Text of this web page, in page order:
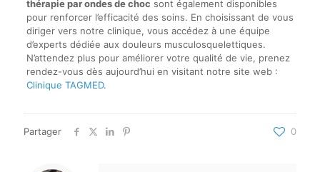
thérapie par ondes de choc sont également disponibles
pour renforcer l’efficacité des soins. En choisissant de vous
diriger vers notre clinique, vous accédez à une équipe
d’experts dédiée aux douleurs musculosquelettiques.
N’attendez plus pour améliorer votre qualité de vie, prenez
rendez-vous dès aujourd’hui en visitant notre site web :
Clinique TAGMED.
Partager 0